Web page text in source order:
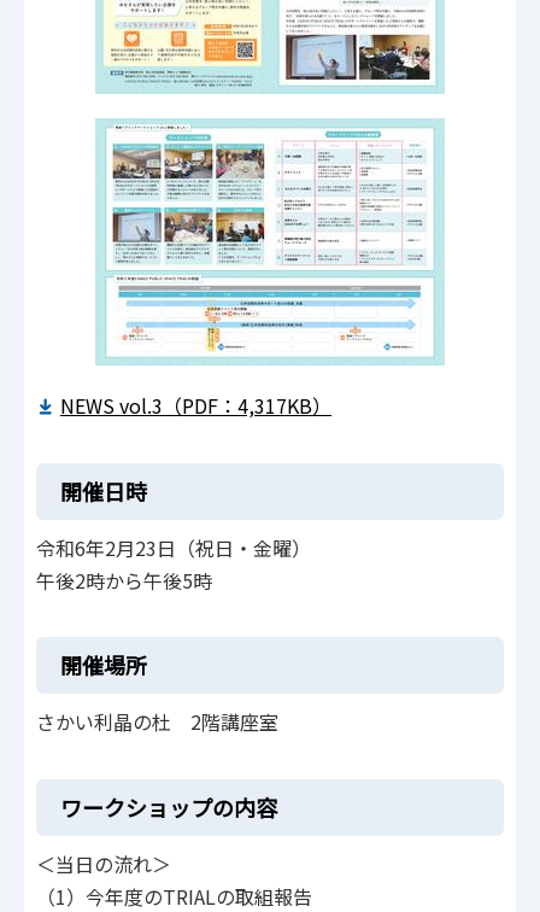
NEWS vol.3（PDF：4,317KB）
開催日時
令和6年2月23日（祝日・金曜）
午後2時から午後5時
開催場所
さかい利晶の杜 2階講座室
ワークショップの内容
＜当日の流れ＞
（1）今年度のTRIALの取組報告